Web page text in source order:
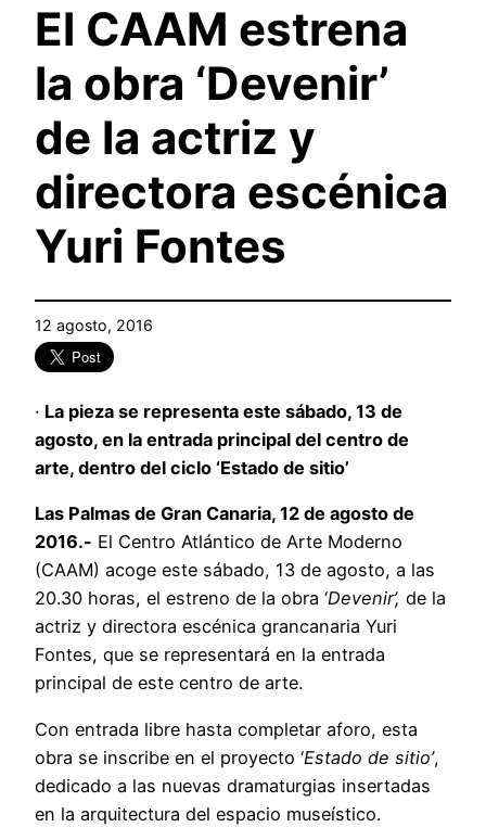
El CAAM estrena
la obra ‘Devenir’
de la actriz y
directora escénica
Yuri Fontes
12 agosto, 2016
· La pieza se representa este sábado, 13 de
agosto, en la entrada principal del centro de
arte, dentro del ciclo ‘Estado de sitio’
Las Palmas de Gran Canaria, 12 de agosto de
2016.- El Centro Atlántico de Arte Moderno
(CAAM) acoge este sábado, 13 de agosto, a las
20.30 horas, el estreno de la obra ‘Devenir’, de la
actriz y directora escénica grancanaria Yuri
Fontes, que se representará en la entrada
principal de este centro de arte.
Con entrada libre hasta completar aforo, esta
obra se inscribe en el proyecto ‘Estado de sitio’,
dedicado a las nuevas dramaturgias insertadas
en la arquitectura del espacio museístico.